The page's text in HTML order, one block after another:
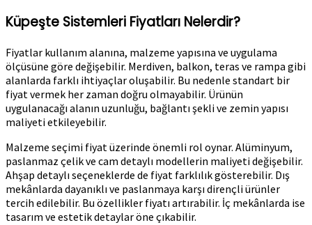
Küpeşte Sistemleri Fiyatları Nelerdir?
Fiyatlar kullanım alanına, malzeme yapısına ve uygulama
ölçüsüne göre değişebilir. Merdiven, balkon, teras ve rampa gibi
alanlarda farklı ihtiyaçlar oluşabilir. Bu nedenle standart bir
fiyat vermek her zaman doğru olmayabilir. Ürünün
uygulanacağı alanın uzunluğu, bağlantı şekli ve zemin yapısı
maliyeti etkileyebilir.
Malzeme seçimi fiyat üzerinde önemli rol oynar. Alüminyum,
paslanmaz çelik ve cam detaylı modellerin maliyeti değişebilir.
Ahşap detaylı seçeneklerde de fiyat farklılık gösterebilir. Dış
mekânlarda dayanıklı ve paslanmaya karşı dirençli ürünler
tercih edilebilir. Bu özellikler fiyatı artırabilir. İç mekânlarda ise
tasarım ve estetik detaylar öne çıkabilir.